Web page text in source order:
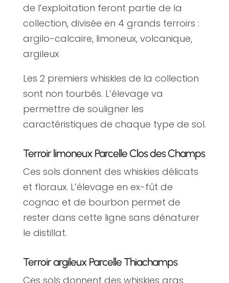
de l’exploitation feront partie de la
collection, divisée en 4 grands terroirs :
argilo-calcaire, limoneux, volcanique,
argileux
Les 2 premiers whiskies de la collection
sont non tourbés. L’élevage va
permettre de souligner les
caractéristiques de chaque type de sol.
Terroir limoneux Parcelle Clos des Champs
Ces sols donnent des whiskies délicats
et floraux. L’élevage en ex-fût de
cognac et de bourbon permet de
rester dans cette ligne sans dénaturer
le distillat.
Terroir argileux Parcelle Thiachamps
Ces sols donnent des whiskies gras